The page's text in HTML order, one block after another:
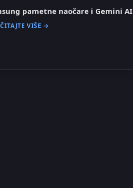
pametne naočare i Gemini AI
VIŠE →